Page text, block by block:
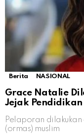
Berita NASIONAL
Grace Natalie
Jejak
Pelaporan
(ormas) muslim